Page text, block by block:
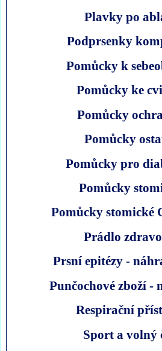
Plavky po
Podprsenky
Pomůcky k
Pomůcky ke
Pomůcky
Pomůcky
Pomůcky pro
Pomůcky
Pomůcky stomické
Prádlo
Prsní epitézy -
Punčochové zboží -
Respirační
Sport a volný